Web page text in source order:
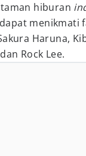
hiburan
menikmati
Haruna,
Rock Lee.